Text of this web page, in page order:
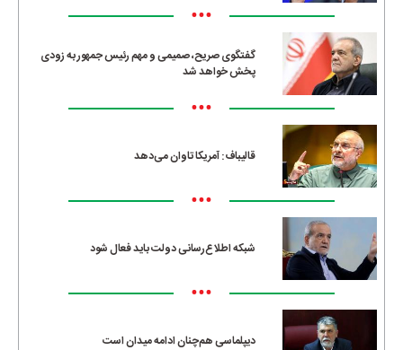
•••
گفتگوی صریح، صمیمی و مهم رئیس جمهور به زودی
پخش خواهد شد
•••
قالیباف: آمریکا تاوان می‌دهد
•••
شبکه اطلاع‌رسانی دولت باید فعال شود
•••
دیپلماسی هم‌چنان ادامه میدان است